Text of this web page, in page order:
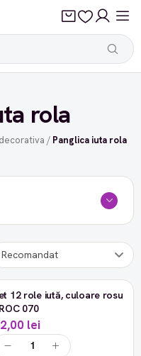
rola
/ Panglica iuta rola
12 role iută, culoare rosu
070
lei